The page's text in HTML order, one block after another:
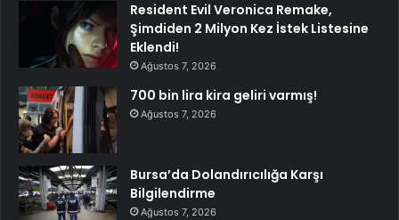
Resident Evil Veronica Remake,
Şimdiden 2 Milyon Kez İstek Listesine
Eklendi!
Ağustos 7, 2026
700 bin lira kira geliri varmış!
Ağustos 7, 2026
Bursa’da Dolandırıcılığa Karşı
Bilgilendirme
Ağustos 7, 2026